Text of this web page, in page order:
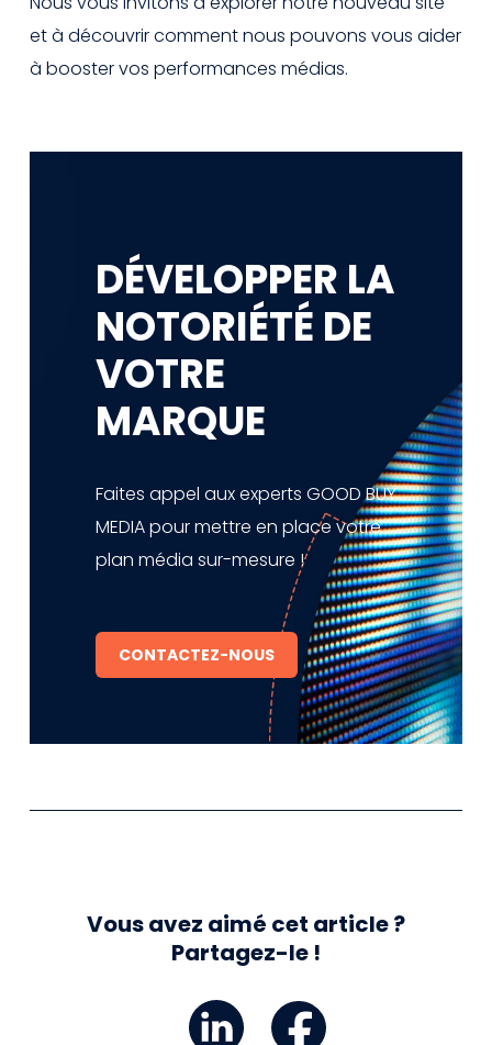
et à découvrir comment nous pouvons vous aider
à booster vos performances médias.
DÉVELOPPER LA
NOTORIÉTÉ DE
VOTRE
MARQUE
Faites appel aux experts GOOD BUY
MEDIA pour mettre en place votre
plan média sur-mesure !
CONTACTEZ-NOUS
Vous avez aimé cet article ?
Partagez-le !